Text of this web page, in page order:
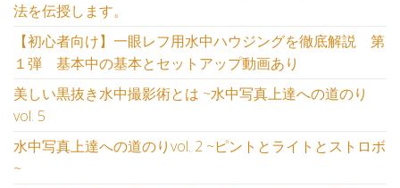
法を伝授します。
【初心者向け】一眼レフ用水中ハウジングを徹底解説 第
１弾 基本中の基本とセットアップ動画あり
美しい黒抜き水中撮影術とは ~水中写真上達への道のり
vol. 5
水中写真上達への道のりvol. 2 ~ピントとライトとストロボ
~